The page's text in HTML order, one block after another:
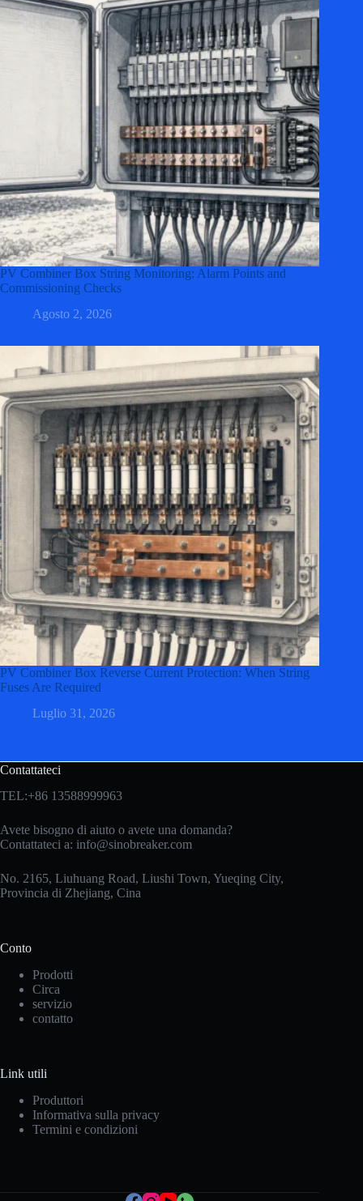
PV Combiner Box String Monitoring: Alarm Points and
Commissioning Checks
Agosto 2, 2026
PV Combiner Box Reverse Current Protection: When String
Fuses Are Required
Luglio 31, 2026
Contattateci
TEL:+86 13588999963
Avete bisogno di aiuto o avete una domanda?
Contattateci a: info@sinobreaker.com
No. 2165, Liuhuang Road, Liushi Town, Yueqing City,
Provincia di Zhejiang, Cina
Conto
Prodotti
Circa
servizio
contatto
Link utili
Produttori
Informativa sulla privacy
Termini e condizioni